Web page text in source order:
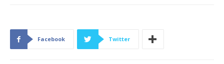
Facebook Twitter